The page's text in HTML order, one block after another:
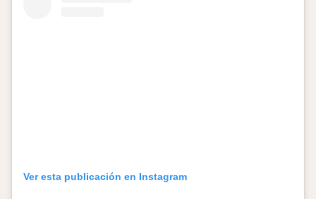
Ver esta publicación en Instagram